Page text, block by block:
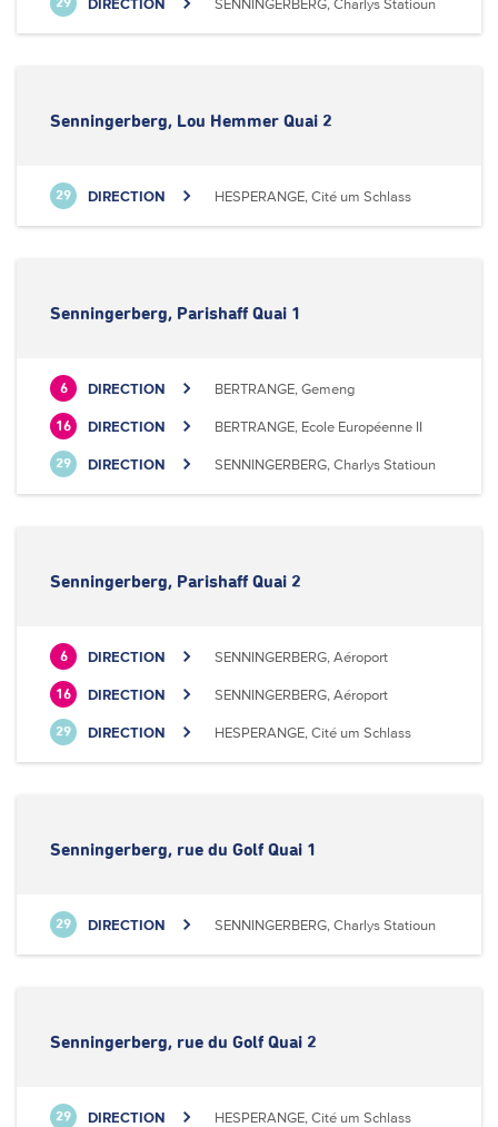
29 DIRECTION SENNINGERBERG, Charlys Statioun
Senningerberg, Lou Hemmer Quai 2
29 DIRECTION HESPERANGE, Cité um Schlass
Senningerberg, Parishaff Quai 1
6 DIRECTION BERTRANGE, Gemeng
16 DIRECTION BERTRANGE, Ecole Européenne II
29 DIRECTION SENNINGERBERG, Charlys Statioun
Senningerberg, Parishaff Quai 2
6 DIRECTION SENNINGERBERG, Aéroport
16 DIRECTION SENNINGERBERG, Aéroport
29 DIRECTION HESPERANGE, Cité um Schlass
Senningerberg, rue du Golf Quai 1
29 DIRECTION SENNINGERBERG, Charlys Statioun
Senningerberg, rue du Golf Quai 2
29 DIRECTION HESPERANGE, Cité um Schlass